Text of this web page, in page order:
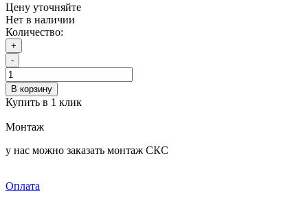
Цену уточняйте
Нет в наличии
Количество:
+
-
В корзину
Купить в 1 клик
Монтаж
у нас можно заказать монтаж СКС
Оплата